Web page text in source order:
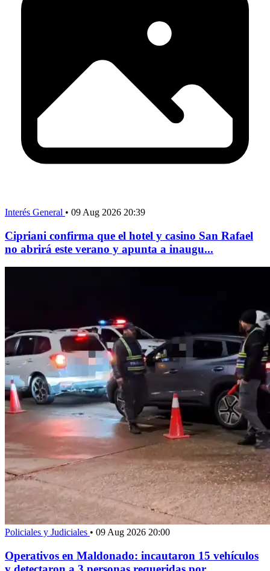
Interés General • 09 Aug 2026 20:39
Cipriani confirma que el hotel y casino San Rafael
no abrirá este verano y apunta a inaugu...
Policiales y Judiciales • 09 Aug 2026 20:00
Operativos en Maldonado: incautaron 15 vehículos